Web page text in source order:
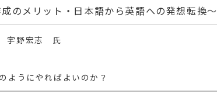
のメリット・日本語から英語への発想転換～
宇野宏志 氏
うにやればよいのか？